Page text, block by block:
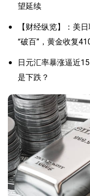
望延续
【财经纵览】：美
“破百”，黄金收复
日元汇率暴涨逼近
是下跌？